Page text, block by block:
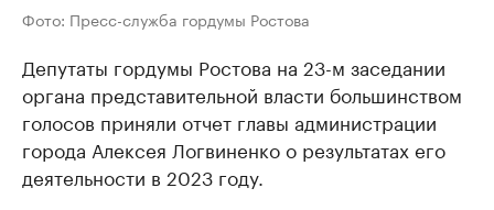
Фото: Пресс-служба гордумы Ростова
Депутаты гордумы Ростова на 23-м заседании
органа представительной власти большинством
голосов приняли отчет главы администрации
города Алексея Логвиненко о результатах его
деятельности в 2023 году.